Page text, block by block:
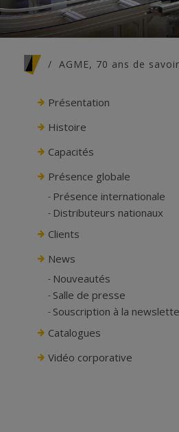
AGME, 70 ans de
Présentation
Histoire
Capacités
Présence globale
Présence internationale
Distributeurs nationaux
Clients
News
Nouveautés
Salle de presse
Souscription à la
Catalogues
Vidéo corporative